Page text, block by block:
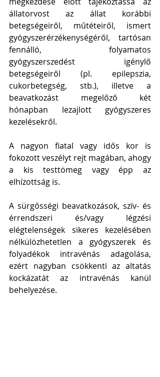
állatorvost az állat korábbi
betegségeiről, műtéteiről, ismert
gyógyszerérzékenységéről, tartósan
fennálló, folyamatos
gyógyszerszedést igénylő
betegségeiről (pl. epilepszia,
cukorbetegség, stb.), illetve a
beavatkozást megelőző két
hónapban lezajlott gyógyszeres
kezelésekről.
A nagyon fiatal vagy idős kor is
fokozott veszélyt rejt magában, ahogy
a kis testtömeg vagy épp az
elhízottság is.
A sürgősségi beavatkozások, szív- és
érrendszeri és/vagy légzési
elégtelenségek sikeres kezelésében
nélkülözhetetlen a gyógyszerek és
folyadékok intravénás adagolása,
ezért nagyban csökkenti az altatás
kockázatát az intravénás kanül
behelyezése.